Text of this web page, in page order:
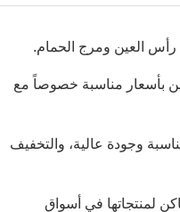
رأس العين ومرج الحمام.
بأسعار مناسبة خصوصاً مع
وجودة عالية، والتخفيف
لمنتجاتها في أسواق